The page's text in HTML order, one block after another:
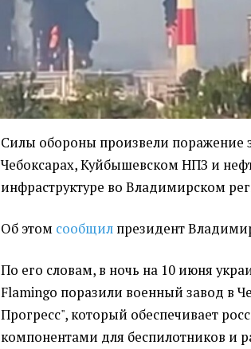
Силы обороны произвели поражение
Чебоксарах, Куйбышевском НПЗ и
инфраструктуре во Владимирском
Об этом сообщил президент
По его словам, в ночь на 10 июня
Flamingo поразили военный завод в
Прогресс", который обеспечивает
компонентами для беспилотников и